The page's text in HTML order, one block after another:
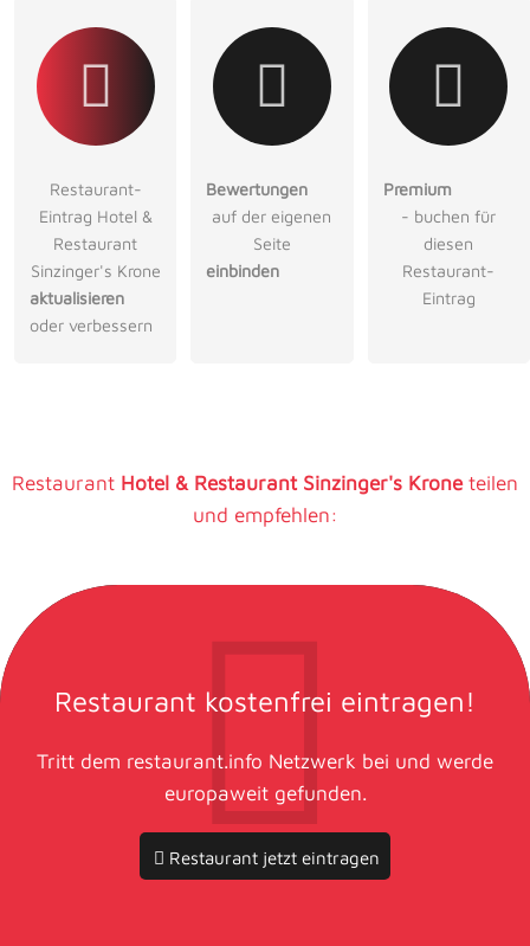
Restaurant-
Eintrag Hotel &
Restaurant
Sinzinger's Krone
aktualisieren
oder verbessern
Bewertungen
auf der eigenen
Seite
einbinden
Premium
- buchen für
diesen
Restaurant-
Eintrag
Restaurant Hotel & Restaurant Sinzinger's Kroneteilen
und empfehlen:
Restaurant kostenfrei eintragen!
Tritt dem restaurant.info Netzwerk bei und werde
europaweit gefunden.
Restaurant jetzt eintragen